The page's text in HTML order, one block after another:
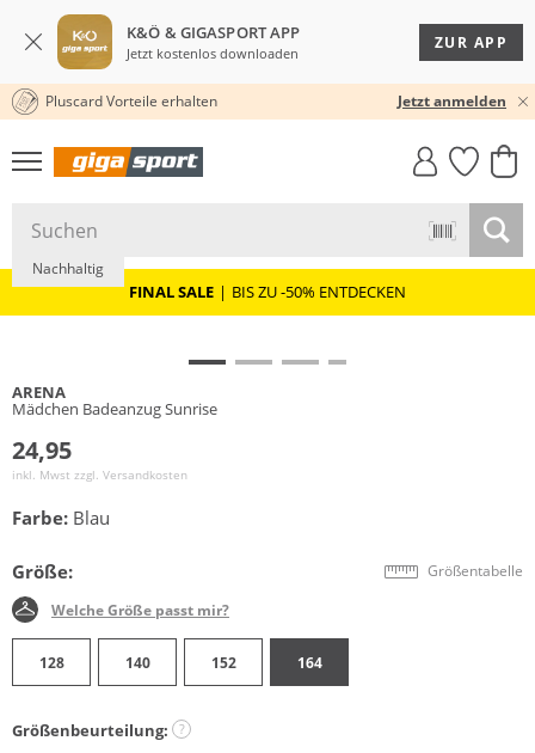
K&Ö & GIGASPORT APP
Jetzt kostenlos downloaden
ZUR APP
30 TAGE RÜCKGABERECHT
Pluscard Vorteile erhalten Jetzt anmelden
GIGASTYLE
FAHRRAD­
MUST-HAVE
FINAL SALE | BIS ZU -50% ENTDECKEN
Nachhaltig
ARENA
Mädchen Badeanzug Sunrise
24,95
inkl. Mwst zzgl. Versandkosten
Farbe: Blau
Größe: Größentabelle
Welche Größe passt mir?
128 140 152 164
Größenbeurteilung: ?